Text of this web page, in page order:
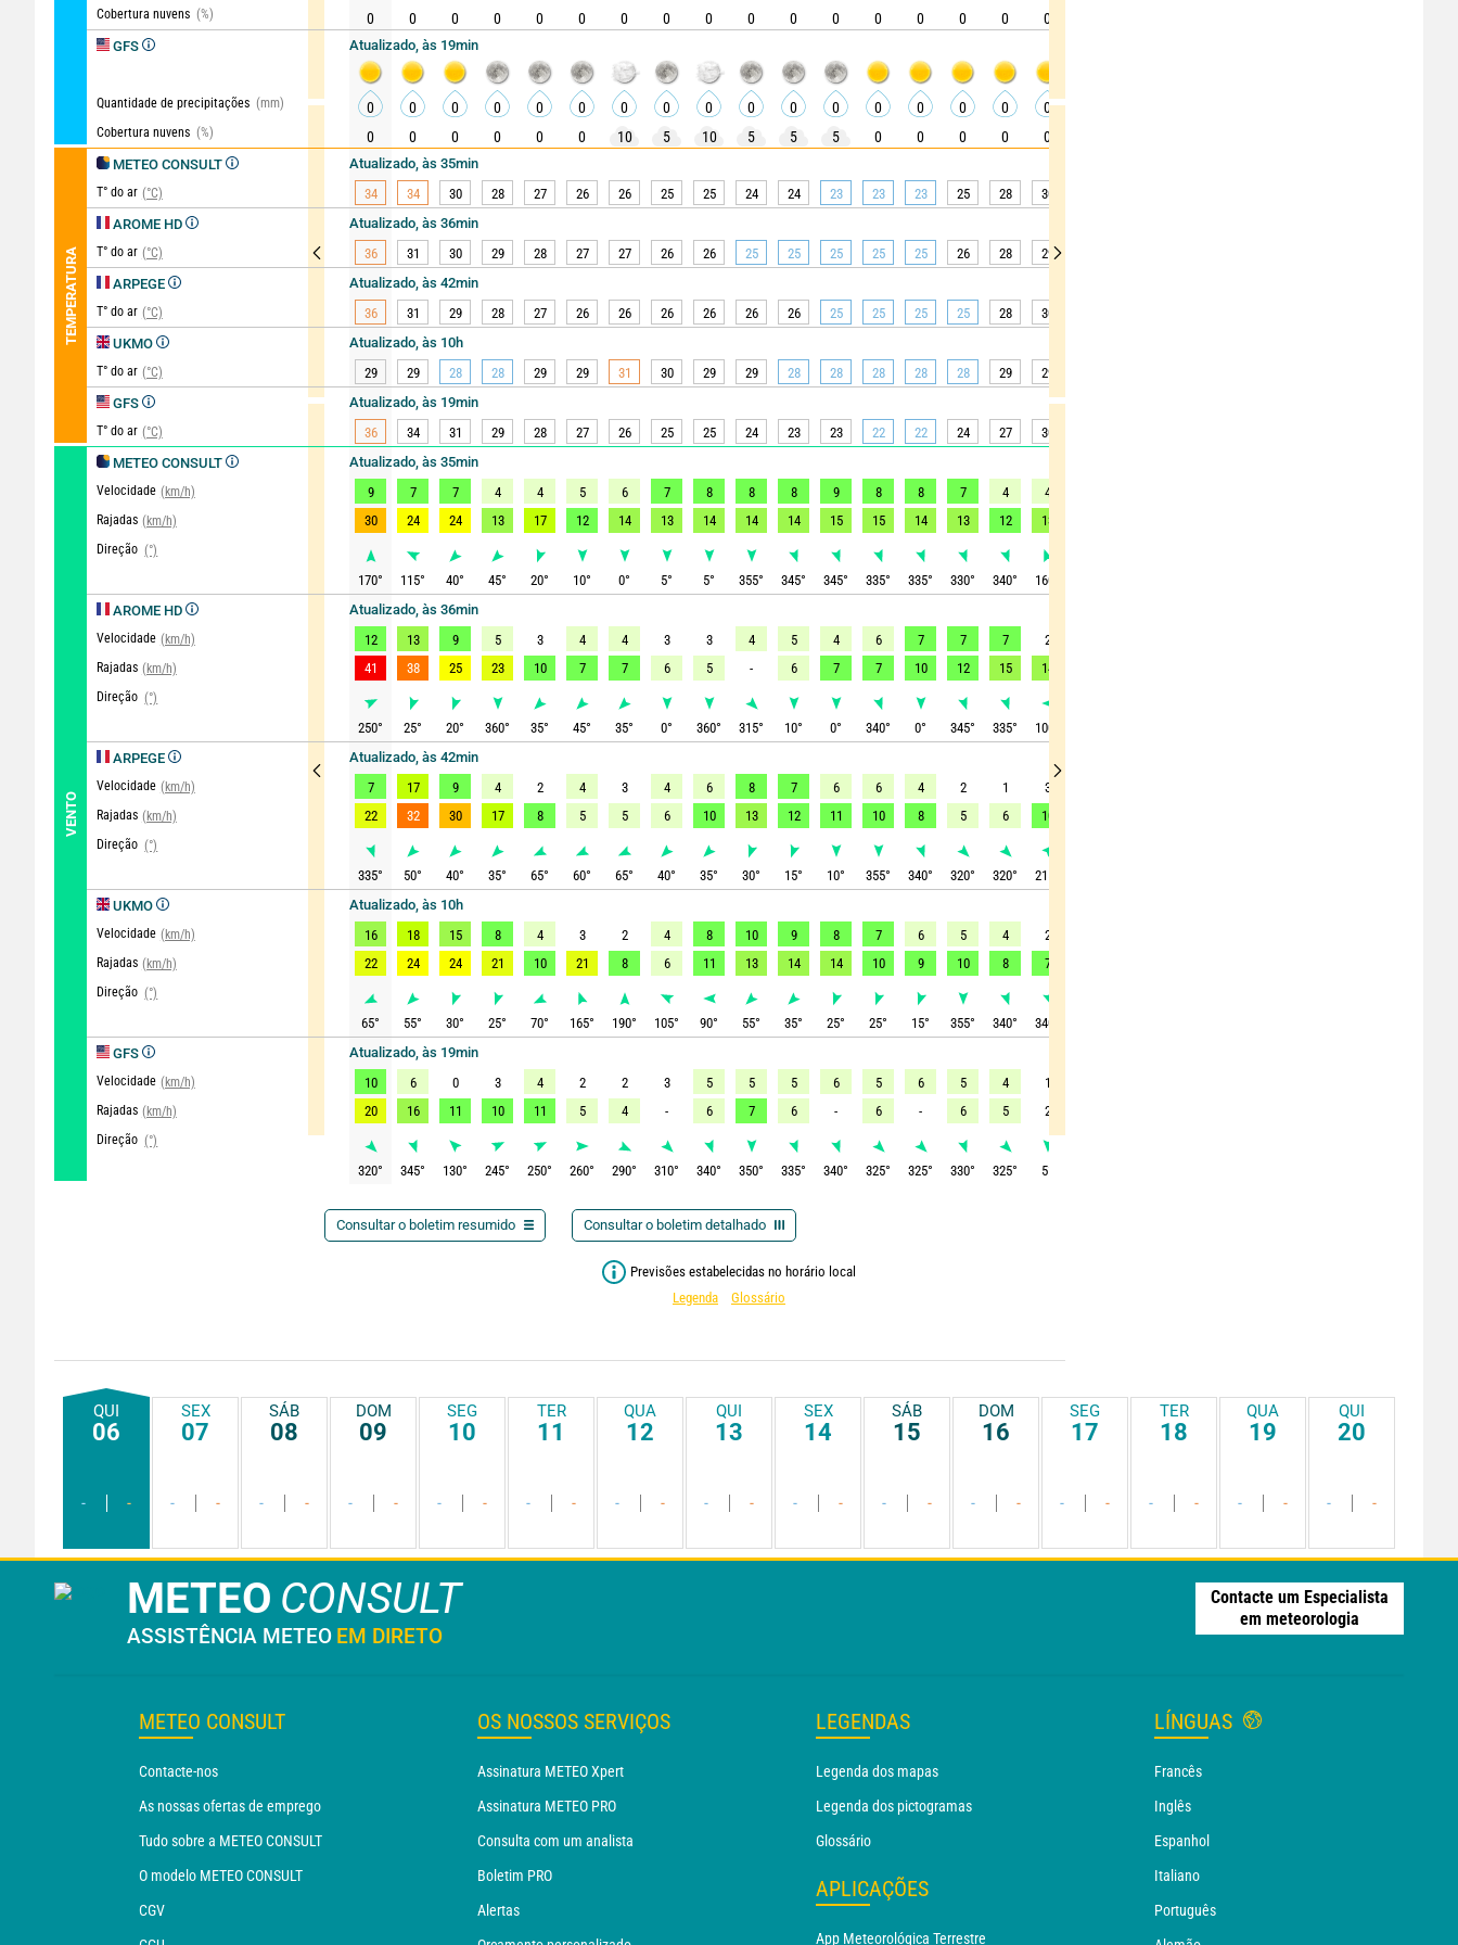
Cobertura nuvens (%)
GFS
Quantidade de precipitações (mm)
Cobertura nuvens (%)
TEMPERATURA
METEO CONSULT
T° do ar (°C)
AROME HD
T° do ar (°C)
ARPEGE
T° do ar (°C)
UKMO
T° do ar (°C)
GFS
T° do ar (°C)
VENTO
METEO CONSULT
Velocidade (km/h)
Rajadas (km/h)
Direção (°)
AROME HD
Velocidade (km/h)
Rajadas (km/h)
Direção (°)
ARPEGE
Velocidade (km/h)
Rajadas (km/h)
Direção (°)
UKMO
Velocidade (km/h)
Rajadas (km/h)
Direção (°)
GFS
Velocidade (km/h)
Rajadas (km/h)
Direção (°)
0
0 0 0 0 0 0 0 0 0 0 0 0 0 0 0 0
Atualizado, às 19min
0 0 0 0 0 0 0 0 0 0 0 0 0 0 0 0 0
0
0 0 0 0 0 10 5 10 5 5 5 0 0 0 0 0
Atualizado, às 35min
34
34 30 28 27 26 26 25 25 24 24 23 23 23 25 28 30
Atualizado, às 36min
36
31 30 29 28 27 27 26 26 25 25 25 25 25 26 28 29
Atualizado, às 42min
36
31 29 28 27 26 26 26 26 26 26 25 25 25 25 28 30
Atualizado, às 10h
29
29 28 28 29 29 31 30 29 29 28 28 28 28 28 29 29
Atualizado, às 19min
36
34 31 29 28 27 26 25 25 24 23 23 22 22 24 27 30
Atualizado, às 35min
9
7 7 4 4 5 6 7 8 8 8 9 8 8 7 4 4
30
24 24 13 17 12 14 13 14 14 14 15 15 14 13 12 13
170° 115° 40° 45° 20° 10° 0° 5° 5° 355° 345° 345° 335° 335° 330° 340° 160
Atualizado, às 36min
12
13 9 5 3 4 4 3 3 4 5 4 6 7 7 7 2
41
38 25 23 10 7 7 6 5 - 6 7 7 10 12 15 14
250° 25° 20° 360° 35° 45° 35° 0° 360° 315° 10° 0° 340° 0° 345° 335° 100
Atualizado, às 42min
7
17 9 4 2 4 3 4 6 8 7 6 6 4 2 1 3
22
32 30 17 8 5 5 6 10 13 12 11 10 8 5 6 10
335° 50° 40° 35° 65° 60° 65° 40° 35° 30° 15° 10° 355° 340° 320° 320° 215
Atualizado, às 10h
16
18 15 8 4 3 2 4 8 10 9 8 7 6 5 4 2
22
24 24 21 10 21 8 6 11 13 14 14 10 9 10 8 7
65° 55° 30° 25° 70° 165° 190° 105° 90° 55° 35° 25° 25° 15° 355° 340° 340
Atualizado, às 19min
10
6 0 3 4 2 2 3 5 5 5 6 5 6 5 4 1
20
16 11 10 11 5 4 - 6 7 6 - 6 - 6 5 2
320° 345° 130° 245° 250° 260° 290° 310° 340° 350° 335° 340° 325° 325° 330° 325° 5°
Consultar o boletim resumido Consultar o boletim detalhado
Previsões estabelecidas no horário local
Legenda
Glossário
QUI
06
- -
SEX
07
- -
SÁB
08
- -
DOM
09
- -
SEG
10
- -
TER
11
- -
QUA
12
- -
QUI
13
- -
SEX
14
- -
SÁB
15
- -
DOM
16
- -
SEG
17
- -
TER
18
- -
QUA
19
- -
QUI
20
- -
METEO CONSULT
ASSISTÊNCIA METEO EM DIRETO
Contacte um Especialista
em meteorologia
METEO CONSULT
Contacte-nos
As nossas ofertas de emprego
Tudo sobre a METEO CONSULT
O modelo METEO CONSULT
CGV
OS NOSSOS SERVIÇOS
Assinatura METEO Xpert
Assinatura METEO PRO
Consulta com um analista
Boletim PRO
Alertas
LEGENDAS
Legenda dos mapas
Legenda dos pictogramas
Glossário
APLICAÇÕES
App Meteorológica Terrestre
LÍNGUAS
Francês
Inglês
Espanhol
Italiano
Português